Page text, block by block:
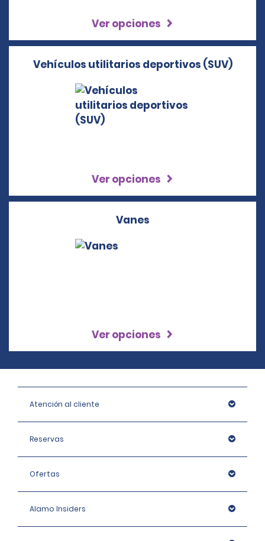
Ver opciones
Vehículos utilitarios deportivos (SUV)
Ver opciones
Vanes
Ver opciones
Atención al cliente
Reservas
Ofertas
Alamo Insiders